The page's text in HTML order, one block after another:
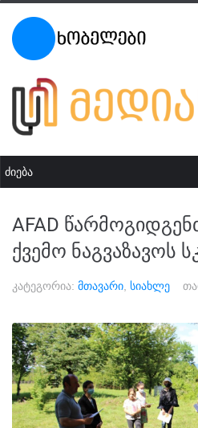
AFAD
ქვემო ნაგვაზავოს
კატეგორია: მთავარი სიახლე